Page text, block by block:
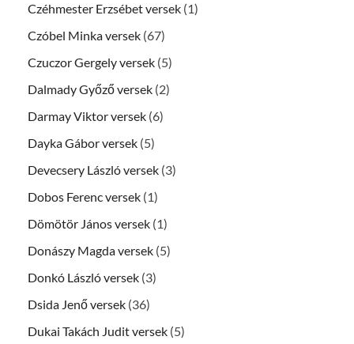
Czéhmester Erzsébet versek (1)
Czóbel Minka versek (67)
Czuczor Gergely versek (5)
Dalmady Győző versek (2)
Darmay Viktor versek (6)
Dayka Gábor versek (5)
Devecsery László versek (3)
Dobos Ferenc versek (1)
Dömötör János versek (1)
Donászy Magda versek (5)
Donkó László versek (3)
Dsida Jenő versek (36)
Dukai Takách Judit versek (5)